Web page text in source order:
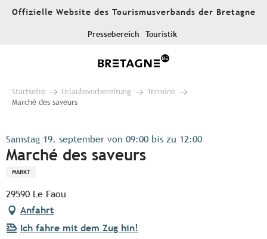
AllerOffizielle Website des Tourismusverbands der Bretagne
Pressebereich Touristik
Startseite Urlaubsvorbereitung
Termine
Marché des saveurs
Samstag 19. september von 09:00 bis zu 12:00
Marché des saveurs
MARKT
29590 Le Faou
Anfahrt
Ich fahre mit dem Zug hin!